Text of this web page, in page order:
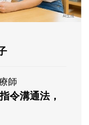
師
令溝通法，